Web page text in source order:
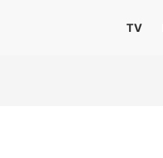
TV